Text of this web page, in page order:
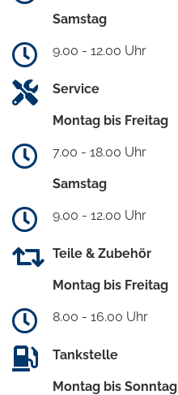
Samstag
9.00 - 12.00 Uhr
Service
Montag bis Freitag
7.00 - 18.00 Uhr
Samstag
9.00 - 12.00 Uhr
Teile & Zubehör
Montag bis Freitag
8.00 - 16.00 Uhr
Tankstelle
Montag bis Sonntag